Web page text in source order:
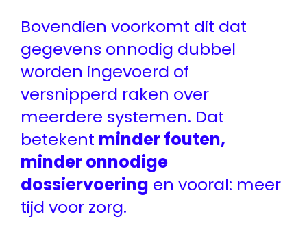
Bovendien voorkomt dit dat
gegevens onnodig dubbel
worden ingevoerd of
versnipperd raken over
meerdere systemen. Dat
betekent minder fouten,
minder onnodige
dossiervoering en vooral: meer
tijd voor zorg.